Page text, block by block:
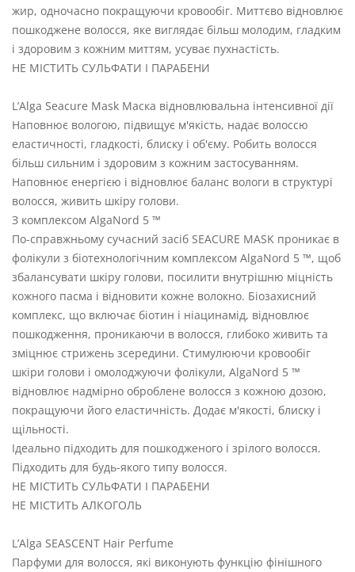
жир, одночасно покращуючи кровообіг. Миттєво відновлює
пошкоджене волосся, яке виглядає більш молодим, гладким
і здоровим з кожним миттям, усуває пухнастість.
НЕ МІСТИТЬ СУЛЬФАТИ І ПАРАБЕНИ
L’Alga Seacure Mask Маска відновлювальна інтенсивної дії
Наповнює вологою, підвищує м'якість, надає волоссю
еластичності, гладкості, блиску і об'єму. Робить волосся
більш сильним і здоровим з кожним застосуванням.
Наповнює енергією і відновлює баланс вологи в структурі
волосся, живить шкіру голови.
З комплексом AlgaNord 5 ™
По-справжньому сучасний засіб SEACURE MASK проникає в
фолікули з біотехнологічним комплексом AlgaNord 5 ™, щоб
збалансувати шкіру голови, посилити внутрішню міцність
кожного пасма і відновити кожне волокно. Біозахисний
комплекс, що включає біотин і ніацинамід, відновлює
пошкодження, проникаючи в волосся, глибоко живить та
зміцнює стрижень зсередини. Стимулюючи кровообіг
шкіри голови і омолоджуючи фолікули, AlgaNord 5 ™
відновлює надмірно оброблене волосся з кожною дозою,
покращуючи його еластичність. Додає м'якості, блиску і
щільності.
Ідеально підходить для пошкодженого і зрілого волосся.
Підходить для будь-якого типу волосся.
НЕ МІСТИТЬ СУЛЬФАТИ І ПАРАБЕНИ
НЕ МІСТИТЬ АЛКОГОЛЬ
L’Alga SEASCENT Hair Perfume
Парфуми для волосся, які виконують функцію фінішного